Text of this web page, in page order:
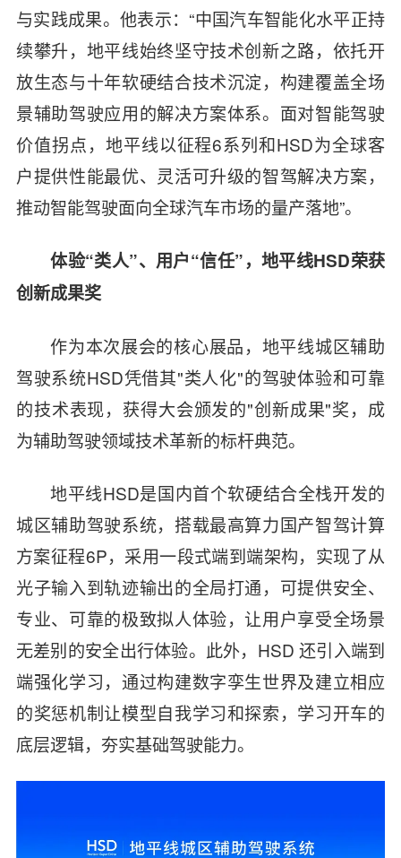
与实践成果。他表示：“中国汽车智能化水平正持
续攀升，地平线始终坚守技术创新之路，依托开
放生态与十年软硬结合技术沉淀，构建覆盖全场
景辅助驾驶应用的解决方案体系。面对智能驾驶
价值拐点，地平线以征程6系列和HSD为全球客
户提供性能最优、灵活可升级的智驾解决方案，
推动智能驾驶面向全球汽车市场的量产落地”。
体验“类人”、用户“信任”，地平线HSD荣获
创新成果奖
作为本次展会的核心展品，地平线城区辅助
驾驶系统HSD凭借其"类人化"的驾驶体验和可靠
的技术表现，获得大会颁发的"创新成果"奖，成
为辅助驾驶领域技术革新的标杆典范。
地平线HSD是国内首个软硬结合全栈开发的
城区辅助驾驶系统，搭载最高算力国产智驾计算
方案征程6P，采用一段式端到端架构，实现了从
光子输入到轨迹输出的全局打通，可提供安全、
专业、可靠的极致拟人体验，让用户享受全场景
无差别的安全出行体验。此外，HSD 还引入端到
端强化学习，通过构建数字孪生世界及建立相应
的奖惩机制让模型自我学习和探索，学习开车的
底层逻辑，夯实基础驾驶能力。